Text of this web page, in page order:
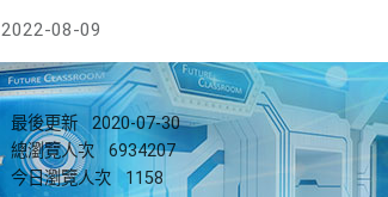
2022-08-09
最後更新
2020-07-30
總瀏覽人次
6934207
今日瀏覽人次
1158